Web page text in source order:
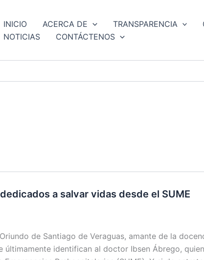
INICIO ACERCA DE TRANSPARENCIA
NOTICIAS
CONTÁCTENOS
a salvar vidas desde el SUME
de Santiago de Veraguas, amante de la
últimamente identifican al doctor Ibsen Ábrego,